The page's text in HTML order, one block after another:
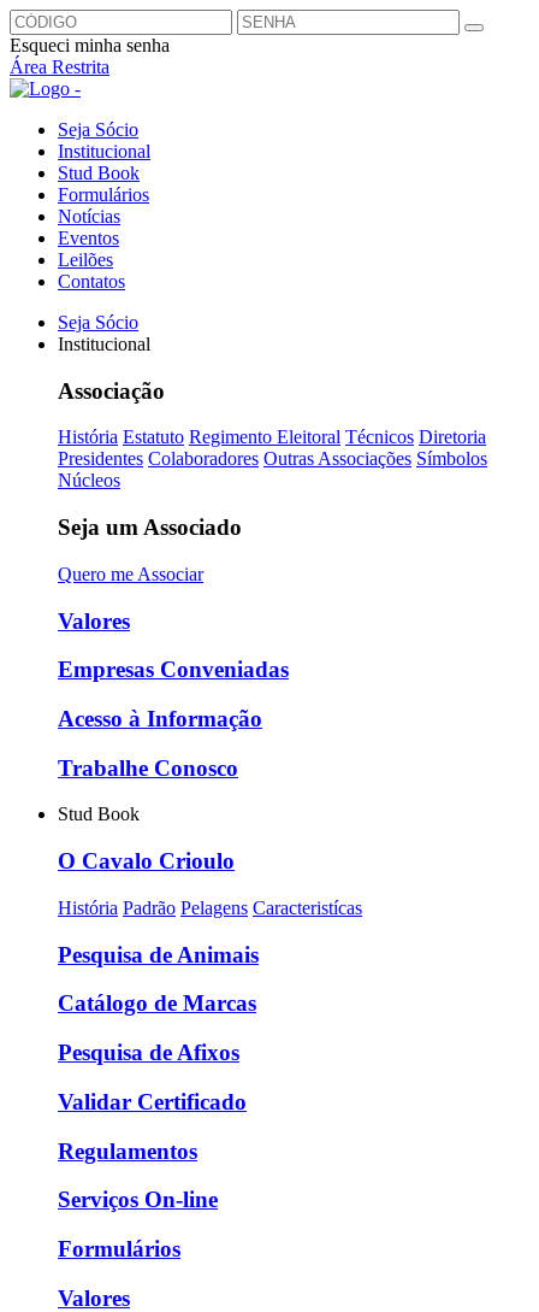
Esqueci minha senha
Área Restrita
Seja Sócio
Institucional
Stud Book
Formulários
Notícias
Eventos
Leilões
Contatos
Seja Sócio
Institucional
Associação
História Estatuto Regimento Eleitoral Técnicos Diretoria
Presidentes Colaboradores Outras Associações Símbolos
Núcleos
Seja um Associado
Quero me Associar
Valores
Empresas Conveniadas
Acesso à Informação
Trabalhe Conosco
Stud Book
O Cavalo Crioulo
História Padrão Pelagens Caracteristícas
Pesquisa de Animais
Catálogo de Marcas
Pesquisa de Afixos
Validar Certificado
Regulamentos
Serviços On-line
Formulários
Valores